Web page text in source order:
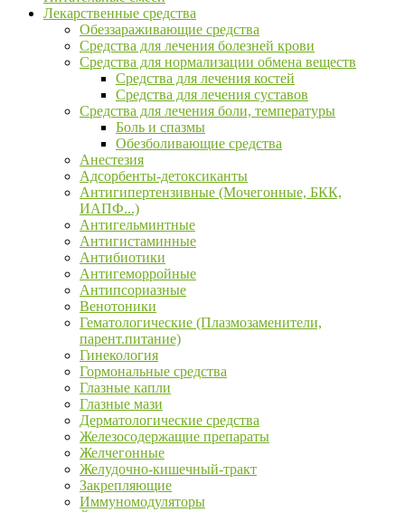
Лекарственные средства
Обеззараживающие средства
Средства для лечения болезней крови
Средства для нормализации обмена веществ
Средства для лечения костей
Средства для лечения суставов
Средства для лечения боли, температуры
Боль и спазмы
Обезболивающие средства
Анестезия
Адсорбенты-детоксиканты
Антигипертензивные (Мочегонные, БКК,
ИАПФ...)
Антигельминтные
Антигистаминные
Антибиотики
Антигеморройные
Антипсориазные
Венотоники
Гематологические (Плазмозаменители,
парент.питание)
Гинекология
Гормональные средства
Глазные капли
Глазные мази
Дерматологические средства
Железосодержащие препараты
Желчегонные
Желудочно-кишечный-тракт
Закрепляющие
Иммуномодуляторы